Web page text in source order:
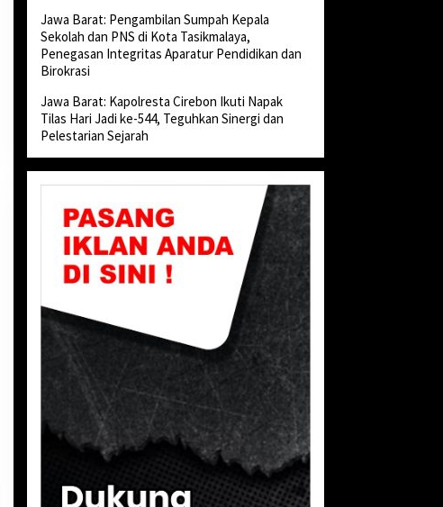
Jawa Barat: Pengambilan Sumpah Kepala
Sekolah dan PNS di Kota Tasikmalaya,
Penegasan Integritas Aparatur Pendidikan dan
Birokrasi
Jawa Barat: Kapolresta Cirebon Ikuti Napak
Tilas Hari Jadi ke-544, Teguhkan Sinergi dan
Pelestarian Sejarah